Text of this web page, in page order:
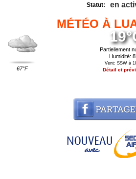
Statut: en
MÉTÉO À
67°F
Partiellement
Humidité:
Vent: SSW à
Détail et